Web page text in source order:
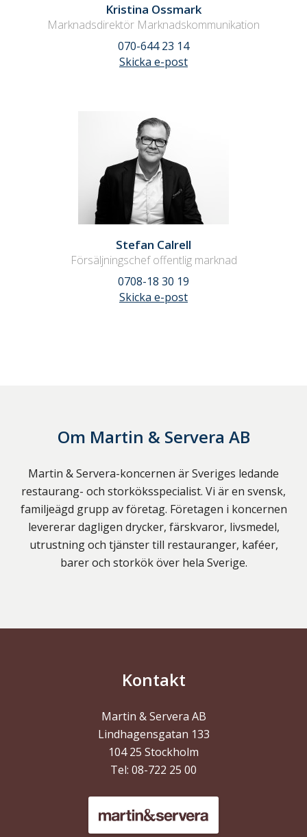
Kristina Ossmark
Marknadsdirektör Marknadskommunikation
070-644 23 14
Skicka e-post
Stefan Calrell
Försäljningschef offentlig marknad
0708-18 30 19
Skicka e-post
Om Martin & Servera AB
Martin & Servera-koncernen är Sveriges ledande
restaurang- och storköksspecialist. Vi är en svensk,
familjeägd grupp av företag. Företagen i koncernen
levererar dagligen drycker, färskvaror, livsmedel,
utrustning och tjänster till restauranger, kaféer,
barer och storkök över hela Sverige.
Kontakt
Martin & Servera AB
Lindhagensgatan 133
104 25 Stockholm
Tel: 08-722 25 00